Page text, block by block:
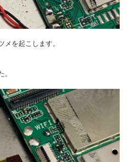
メを起こします。
。